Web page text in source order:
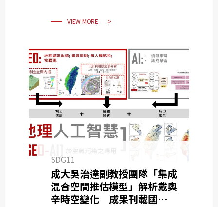
VIEW MORE
SDG11
成大吳治達副教授團隊「集成
混合空間推估模型」解析戴奧
辛時空變化 成果刊載國際期